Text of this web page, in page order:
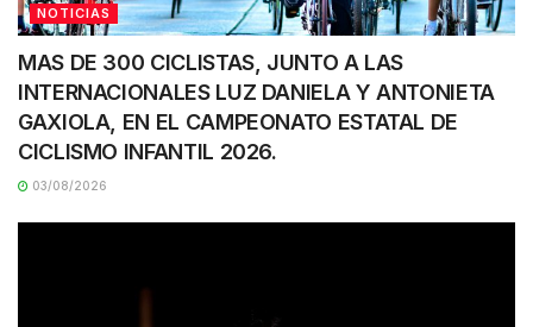
NOTICIAS
MAS DE 300 CICLISTAS, JUNTO A LAS
INTERNACIONALES LUZ DANIELA Y ANTONIETA
GAXIOLA, EN EL CAMPEONATO ESTATAL DE
CICLISMO INFANTIL 2026.
03/08/2026